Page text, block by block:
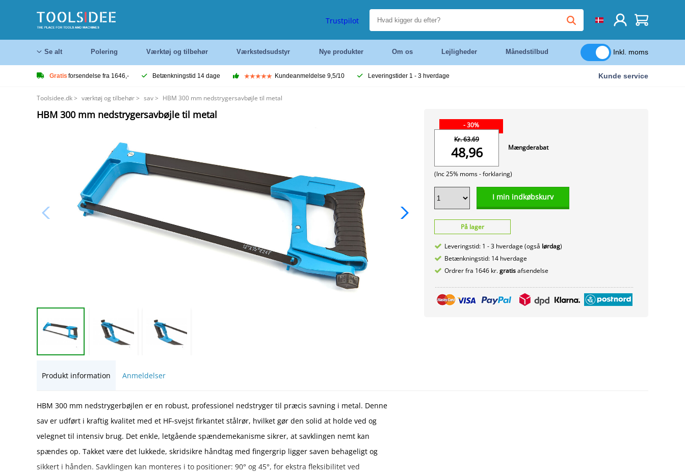
Trustpilot
Se alt Polering Værktøj og tilbehør Værkstedsudstyr Nye produkter Om os Lejligheder Månedstilbud Inkl. moms
Gratis forsendelse fra 1646,- Betænkningstid 14 dage Kundeanmeldelse 9,5/10 Leveringstider 1 - 3 hverdage Kunde service
Toolsidee.dk> værktøj og tilbehør> sav> HBM 300 mm nedstrygersavbøjle til metal
HBM 300 mm nedstrygersavbøjle til metal
- 30%
Kr. 63.69
48,96
(Inc 25% moms -forklaring)
Mængderabat
I min indkøbskurv
På lager
Leveringstid: 1 - 3 hverdage (også lørdag)
Betænkningstid: 14 hverdage
Ordrer fra 1646 kr.gratisafsendelse
Produkt information Anmeldelser
HBM 300 mm nedstrygerbøjlen er en robust, professionel nedstryger til præcis savning i metal. Denne
sav er udført i kraftig kvalitet med et HF-svejst firkantet stålrør, hvilket gør den solid at holde ved og
velegnet til intensiv brug. Det enkle, letgående spændemekanisme sikrer, at savklingen nemt kan
spændes op. Takket være det lukkede, skridsikre håndtag med fingergrip ligger saven behageligt og
sikkert i hånden. Savklingen kan monteres i to positioner: 90° og 45°, for ekstra fleksibilitet ved